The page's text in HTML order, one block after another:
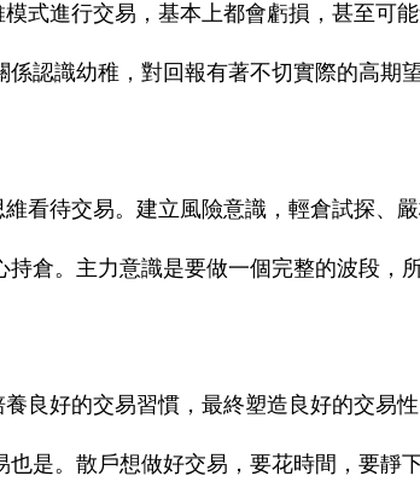
式進行交易，基本上都會虧損，甚至可
認識幼稚，對回報有著不切實際的高期
看待交易。建立風險意識，輕倉試探、
倉。主力意識是要做一個完整的波段，
良好的交易習慣，最終塑造良好的交易性
是。散戶想做好交易，要花時間，要靜